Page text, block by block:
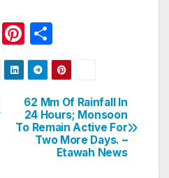
Li Pi
nt
er
e
st
h
ar
e
62 Mm Of Rainfall In
24 Hours; Monsoon
To Remain Active For
Two More Days. –
Etawah News